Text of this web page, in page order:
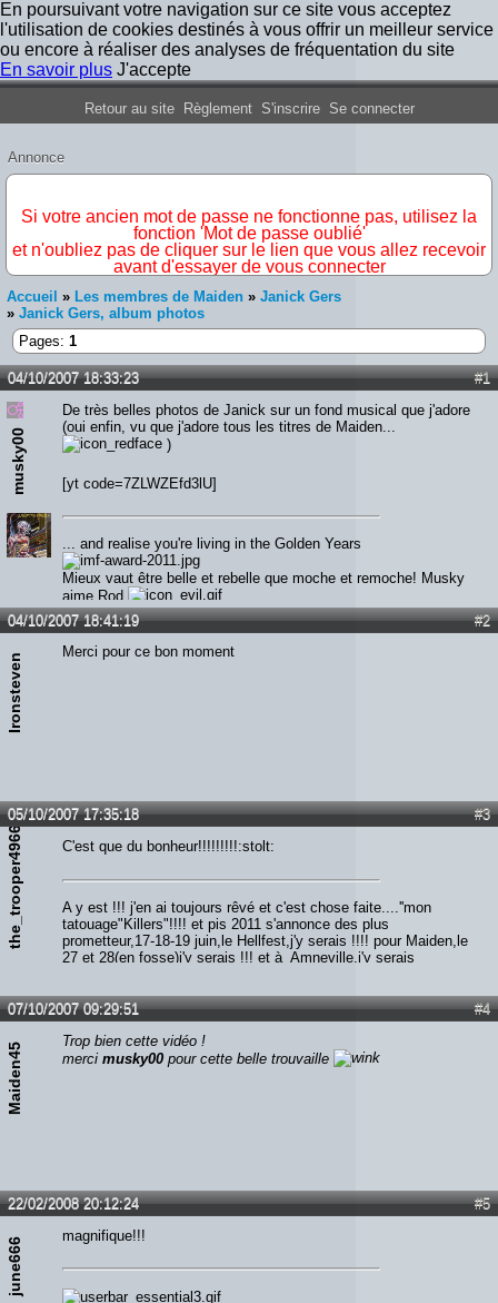
En poursuivant votre navigation sur ce site vous acceptez
l'utilisation de cookies destinés à vous offrir un meilleur service
ou encore à réaliser des analyses de fréquentation du site
En savoir plus J'accepte
Forum Iron Maiden France
Retour au site Règlement S'inscrire Se connecter
Annonce
Si votre ancien mot de passe ne fonctionne pas, utilisez la
fonction 'Mot de passe oublié'
et n'oubliez pas de cliquer sur le lien que vous allez recevoir
avant d'essayer de vous connecter
Accueil » Les membres de Maiden » Janick Gers
» Janick Gers, album photos
Pages: 1
#1
04/10/2007 18:33:23
musky00
De très belles photos de Janick sur un fond musical que j'adore
(oui enfin, vu que j'adore tous les titres de Maiden...
)
[yt code=7ZLWZEfd3lU]
... and realise you're living in the Golden Years
Mieux vaut être belle et rebelle que moche et remoche! Musky
aime Rod
#2
04/10/2007 18:41:19
Ironsteven
Merci pour ce bon moment
#3
05/10/2007 17:35:18
the_trooper49666 C'est que du bonheur!!!!!!!!!:stolt:
A y est !!! j'en ai toujours rêvé et c'est chose faite....''mon
tatouage"Killers"!!!! et pis 2011 s'annonce des plus
prometteur,17-18-19 juin,le Hellfest,j'y serais !!!! pour Maiden,le
27 et 28(en fosse)j'y serais !!! et à Amneville,j'y serais
Forrrrr Meeeee!!!!!!
#4
07/10/2007 09:29:51
Maiden45
Trop bien cette vidéo !
merci musky00 pour cette belle trouvaille
#5
22/02/2008 20:12:24
june666
magnifique!!!